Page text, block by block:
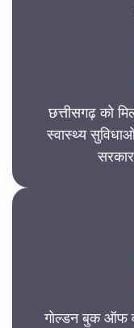
छत्तीसगढ़ को
स्वास्थ्य
गोल्डन बुक ऑफ